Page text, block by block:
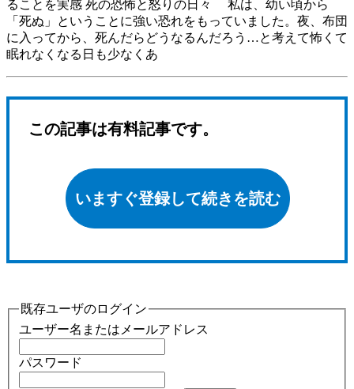
ることを実感 死の恐怖と怒りの日々 私は、幼い頃から
「死ぬ」ということに強い恐れをもっていました。夜、布団
に入ってから、死んだらどうなるんだろう…と考えて怖くて
眠れなくなる日も少なくあ
この記事は有料記事です。
いますぐ登録して続きを読む
既存ユーザのログイン
ユーザー名またはメールアドレス
パスワード